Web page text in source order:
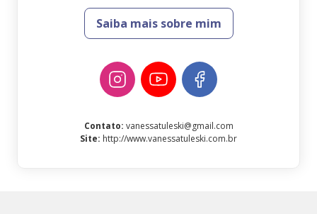
Saiba mais sobre mim
Contato: vanessatuleski@gmail.com
Site: http://www.vanessatuleski.com.br